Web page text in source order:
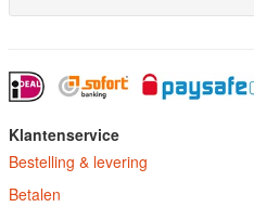
Klantenservice
Bestelling & levering
Betalen